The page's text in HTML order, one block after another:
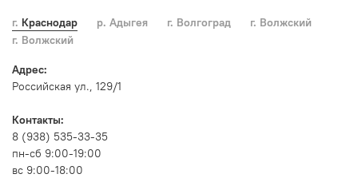
г. Краснодар р. Адыгея г. Волгоград
г. Волжский
г. Волжский
Адрес:
Российская ул., 129/1
Контакты:
8 (938) 535-33-35
пн-сб 9:00-19:00
вс 9:00-18:00